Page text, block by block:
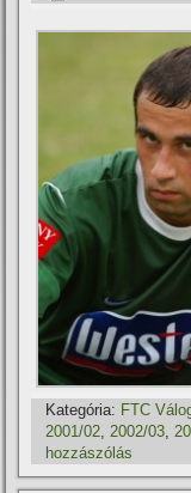
Kategória: FTC
2001/02,2002/03,
hozzászólás